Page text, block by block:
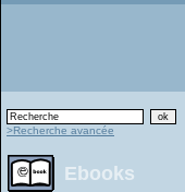
>Recherche avancée
Ebooks